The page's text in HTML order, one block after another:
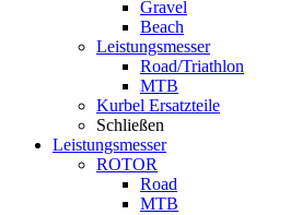
Gravel
Beach
Leistungsmesser
Road/Triathlon
MTB
Kurbel Ersatzteile
Schließen
Leistungsmesser
ROTOR
Road
MTB